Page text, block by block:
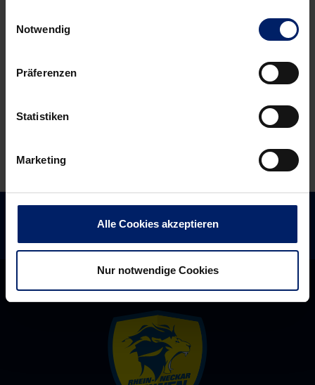
Notwendig
Präferenzen
Statistiken
Marketing
Alle Cookies akzeptieren
Nur notwendige Cookies
Bundesligaspiel